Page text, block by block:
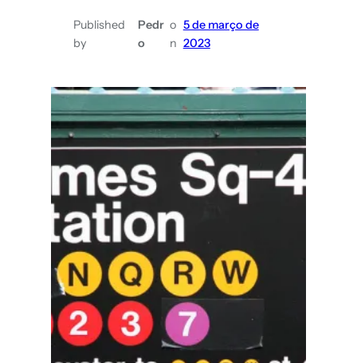
Published
by
Pedr
o
o
n
5 de março de
2023